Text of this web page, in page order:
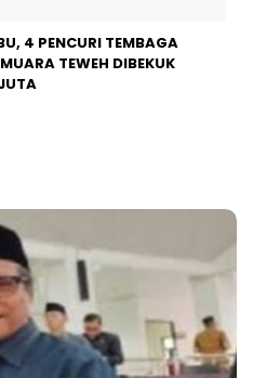
4 PENCURI TEMBAGA
TEWEH DIBEKUK